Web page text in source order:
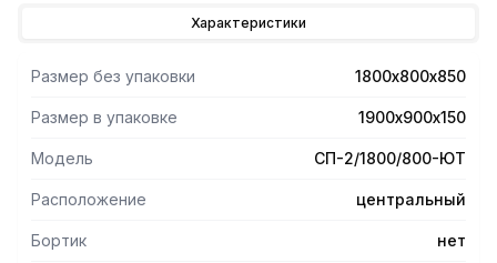
Характеристики
Размер без упаковки 1800х800х850
Размер в упаковке 1900х900х150
Модель СП-2/1800/800-ЮТ
Расположение центральный
Бортик нет